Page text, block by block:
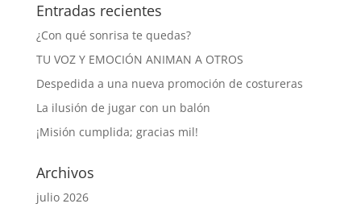
Entradas recientes
¿Con qué sonrisa te quedas?
TU VOZ Y EMOCIÓN ANIMAN A OTROS
Despedida a una nueva promoción de costureras
La ilusión de jugar con un balón
¡Misión cumplida; gracias mil!
Archivos
julio 2026